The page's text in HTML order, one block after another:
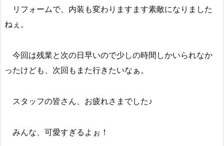
リフォームで、内装も変わりますます素敵になりました
ねぇ。
今回は残業と次の日早いので少しの時間しかいられなか
ったけども、次回もまた行きたいなぁ。
スタッフの皆さん、お疲れさまでした♪
みんな、可愛すぎるよぉ！